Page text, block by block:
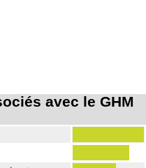
avec le GHM